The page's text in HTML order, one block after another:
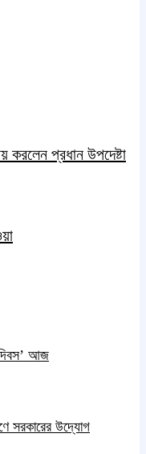
করলেন প্রধান উপদেষ্টা
আজ
সরকারের উদ্যোগ